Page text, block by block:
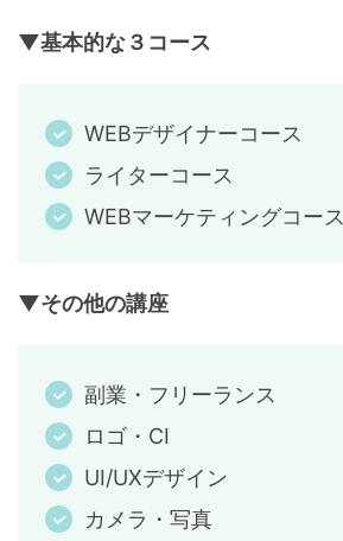
▼基本的な３コース
WEBデザイナーコース
ライターコース
WEBマーケティングコース
▼その他の講座
副業・フリーランス
ロゴ・CI
UI/UXデザイン
カメラ・写真